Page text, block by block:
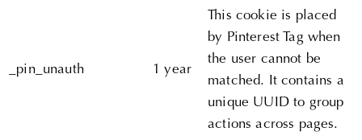
_pin_unauth 1 year
This cookie is placed
by Pinterest Tag when
the user cannot be
matched. It contains a
unique UUID to group
actions across pages.